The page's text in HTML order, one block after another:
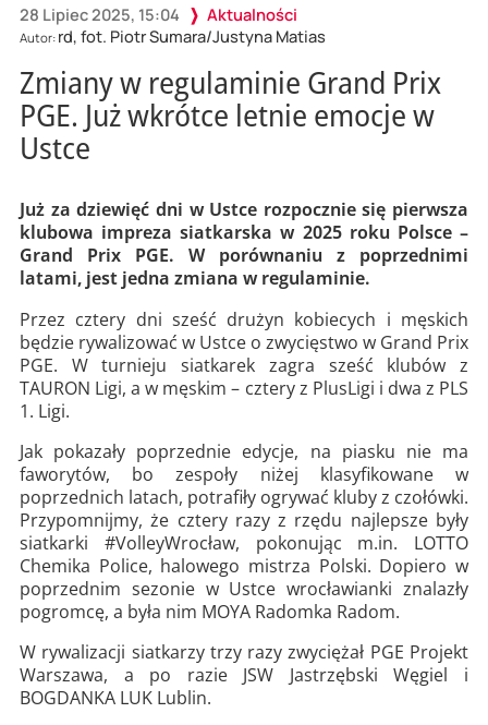
28 Lipiec 2025, 15:04 Aktualności
Autor: rd, fot. Piotr Sumara/Justyna Matias
Zmiany w regulaminie Grand Prix
PGE. Już wkrótce letnie emocje w
Ustce
Już za dziewięć dni w Ustce rozpocznie się pierwsza
klubowa impreza siatkarska w 2025 roku Polsce –
Grand Prix PGE. W porównaniu z poprzednimi
latami, jest jedna zmiana w regulaminie.
Przez cztery dni sześć drużyn kobiecych i męskich
będzie rywalizować w Ustce o zwycięstwo w Grand Prix
PGE. W turnieju siatkarek zagra sześć klubów z
TAURON Ligi, a w męskim – cztery z PlusLigi i dwa z PLS
1. Ligi.
Jak pokazały poprzednie edycje, na piasku nie ma
faworytów, bo zespoły niżej klasyfikowane w
poprzednich latach, potrafiły ogrywać kluby z czołówki.
Przypomnijmy, że cztery razy z rzędu najlepsze były
siatkarki #VolleyWrocław, pokonując m.in. LOTTO
Chemika Police, halowego mistrza Polski. Dopiero w
poprzednim sezonie w Ustce wrocławianki znalazły
pogromcę, a była nim MOYA Radomka Radom.
W rywalizacji siatkarzy trzy razy zwyciężał PGE Projekt
Warszawa, a po razie JSW Jastrzębski Węgiel i
BOGDANKA LUK Lublin.